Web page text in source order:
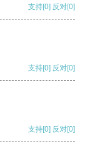
支持[0] 反对[0]
支持[0] 反对[0]
支持[0] 反对[0]